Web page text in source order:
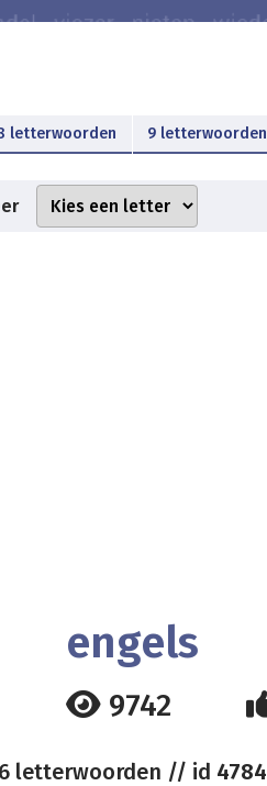
letterwoorden 9 letterwoorden
engels
9742
6 letterwoorden // id 4784